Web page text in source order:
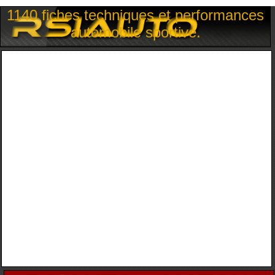
1140 fiches techniques et performances
automobile sportive.